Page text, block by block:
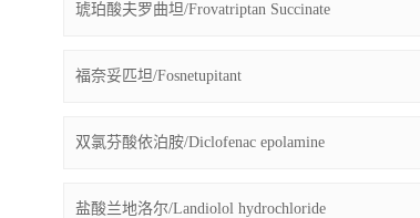
琥珀酸夫罗曲坦/Frovatriptan Succinate
福奈妥匹坦/Fosnetupitant
双氯芬酸依泊胺/Diclofenac epolamine
盐酸兰地洛尔/Landiolol hydrochloride